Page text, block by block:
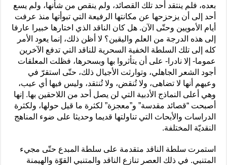
بعده، فلم ينتقد أحد تلك القصائد، ولم ينقص من شأنها، ولم يسع
أحد إلى أن يزحزحها عن مكانتها الرفيعة التي تبوأتها منذ عرفت
أيام الأمويين وحتّى الآن. هل كان الناقد الذي اختارها خبيرا عارفا
إلى هذه الدرجة من العلم واليقين؟ لا أظن ذلك، إنما يعود الأمر
كله إلى تلك السلطة الخفية السحرية للناقد التي تدفع الآخرين
عموما- إلا نادرا- على أن يتأثروا بها وبسحرها، فظلت المعلقات
أجود الشعر الجاهلي، وتوارثت الأجيال ذلك، حتّى استقرّ في
وعيهم أنها لا تضاهى، ولا تُنقض، ولا تُنتقد، وليس فيها أي عيب،
وهي أعلى النماذج الأدبية التي لن يصل أحد من اللاحقين بها. إنها
أصبحت “قصائد مقدسة” و”معجزة” لكثرة ما قيل حولها، ولكثرة
الدراسات والأبحاث التي تناولتها قديما وحديثا على ضوء المناهج
النقديّة المختلفة.
استمرت سلطة الناقد متقدمة على سلطة المبدع حتّى مجيء
المتنبي. في ذلك العصر تنازع الناقد والمتنبي القوّة والهيمنة